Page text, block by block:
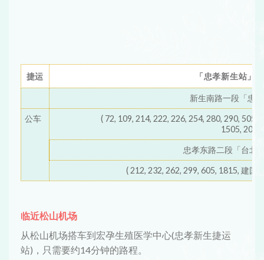
捷运 「忠孝新生站」
新生南路一段「忠
公车
( 72, 109, 214, 222, 226, 254, 280, 290, 505,
1505, 2012
忠孝东路二段「台北
( 212, 232, 262, 299, 605, 1815, 建国
临近松山机场
从松山机场搭车到宏孕生殖医学中心(忠孝新生捷运
站)，只需要约14分钟的路程。